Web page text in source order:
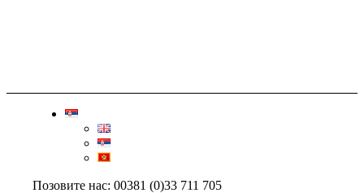
Позовите нас: 00381 (0)33 711 705